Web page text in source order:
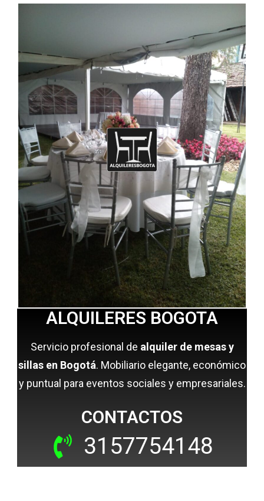
ALQUILERES BOGOTA
Servicio profesional de alquiler de mesas y
sillas en Bogotá. Mobiliario elegante, económico
y puntual para eventos sociales y empresariales.
CONTACTOS
3157754148